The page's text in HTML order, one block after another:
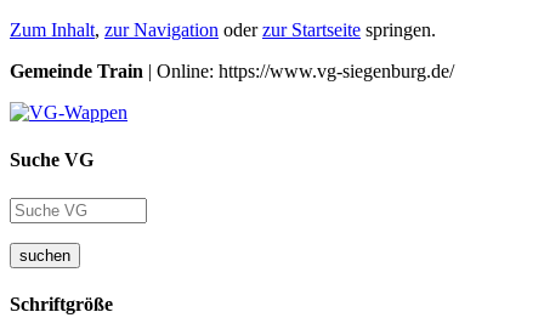
Zum Inhalt, zur Navigation oderzur Startseite springen.
Gemeinde Train | Online: https://www.vg-siegenburg.de/
Suche VG
suchen
Schriftgröße